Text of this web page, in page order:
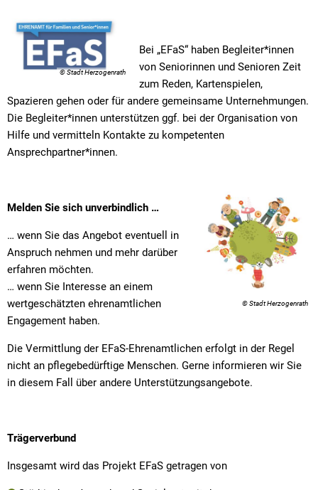
© Stadt Herzogenrath
Bei „EFaS“ haben Begleiter*innen
von Seniorinnen und Senioren Zeit
zum Reden, Kartenspielen,
Spazieren gehen oder für andere gemeinsame Unternehmungen.
Die Begleiter*innen unterstützen ggf. bei der Organisation von
Hilfe und vermitteln Kontakte zu kompetenten
Ansprechpartner*innen.
© Stadt Herzogenrath
Melden Sie sich unverbindlich …
… wenn Sie das Angebot eventuell in
Anspruch nehmen und mehr darüber
erfahren möchten.
… wenn Sie Interesse an einem
wertgeschätzten ehrenamtlichen
Engagement haben.
Die Vermittlung der EFaS-Ehrenamtlichen erfolgt in der Regel
nicht an pflegebedürftige Menschen. Gerne informieren wir Sie
in diesem Fall über andere Unterstützungsangebote.
Trägerverbund
Insgesamt wird das Projekt EFaS getragen von